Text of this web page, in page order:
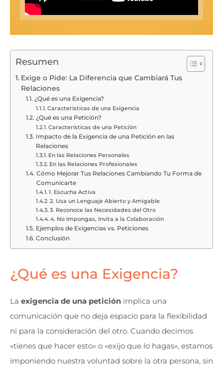
Resumen
Exige o Pide: La Diferencia que Cambiará Tus
Relaciones
¿Qué es una Exigencia?
Características de una Exigencia
¿Qué es una Petición?
Características de una Petición
Impacto de la Exigencia de una Petición en las
Relaciones
En las Relaciones Personales
En las Relaciones Profesionales
Cómo Mejorar Tus Relaciones Cambiando Tu Forma de
Comunicarte
1. Escucha Activa
2. Usa un Lenguaje Abierto y Amigable
3. Reconoce las Necesidades del Otro
4. No Impongas, Invita a la Colaboración
Ejemplos de Exigencias vs. Peticiones
Conclusión
¿Qué es una Exigencia?
La exigencia de una petición implica una
comunicación que no deja espacio para la flexibilidad
ni para la consideración del otro. Cuando decimos
«tienes que hacer esto» o «exijo que lo hagas», estamos
imponiendo nuestra voluntad sobre la otra persona, sin